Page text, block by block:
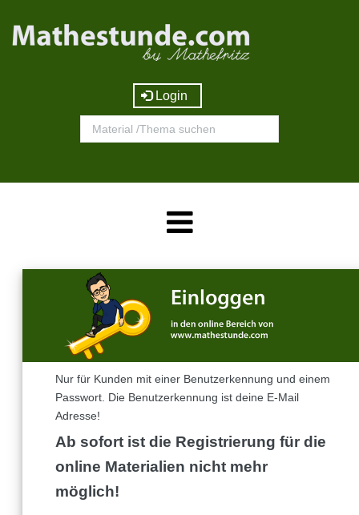
Login
Nur für Kunden mit einer Benutzerkennung und einem
Passwort. Die Benutzerkennung ist deine E-Mail
Adresse!
Ab sofort ist die Registrierung für die
online Materialien nicht mehr
möglich!